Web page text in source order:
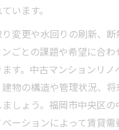
います。
変更や水回りの刷新、
ごとの課題や希望に合
す。中古マンションリ
物の構造や管理状況、
しょう。福岡市中央区
ーションによって賃貸